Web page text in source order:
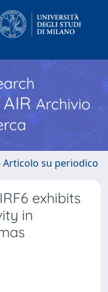
Archivio
Articolo su periodico
exhibits
in